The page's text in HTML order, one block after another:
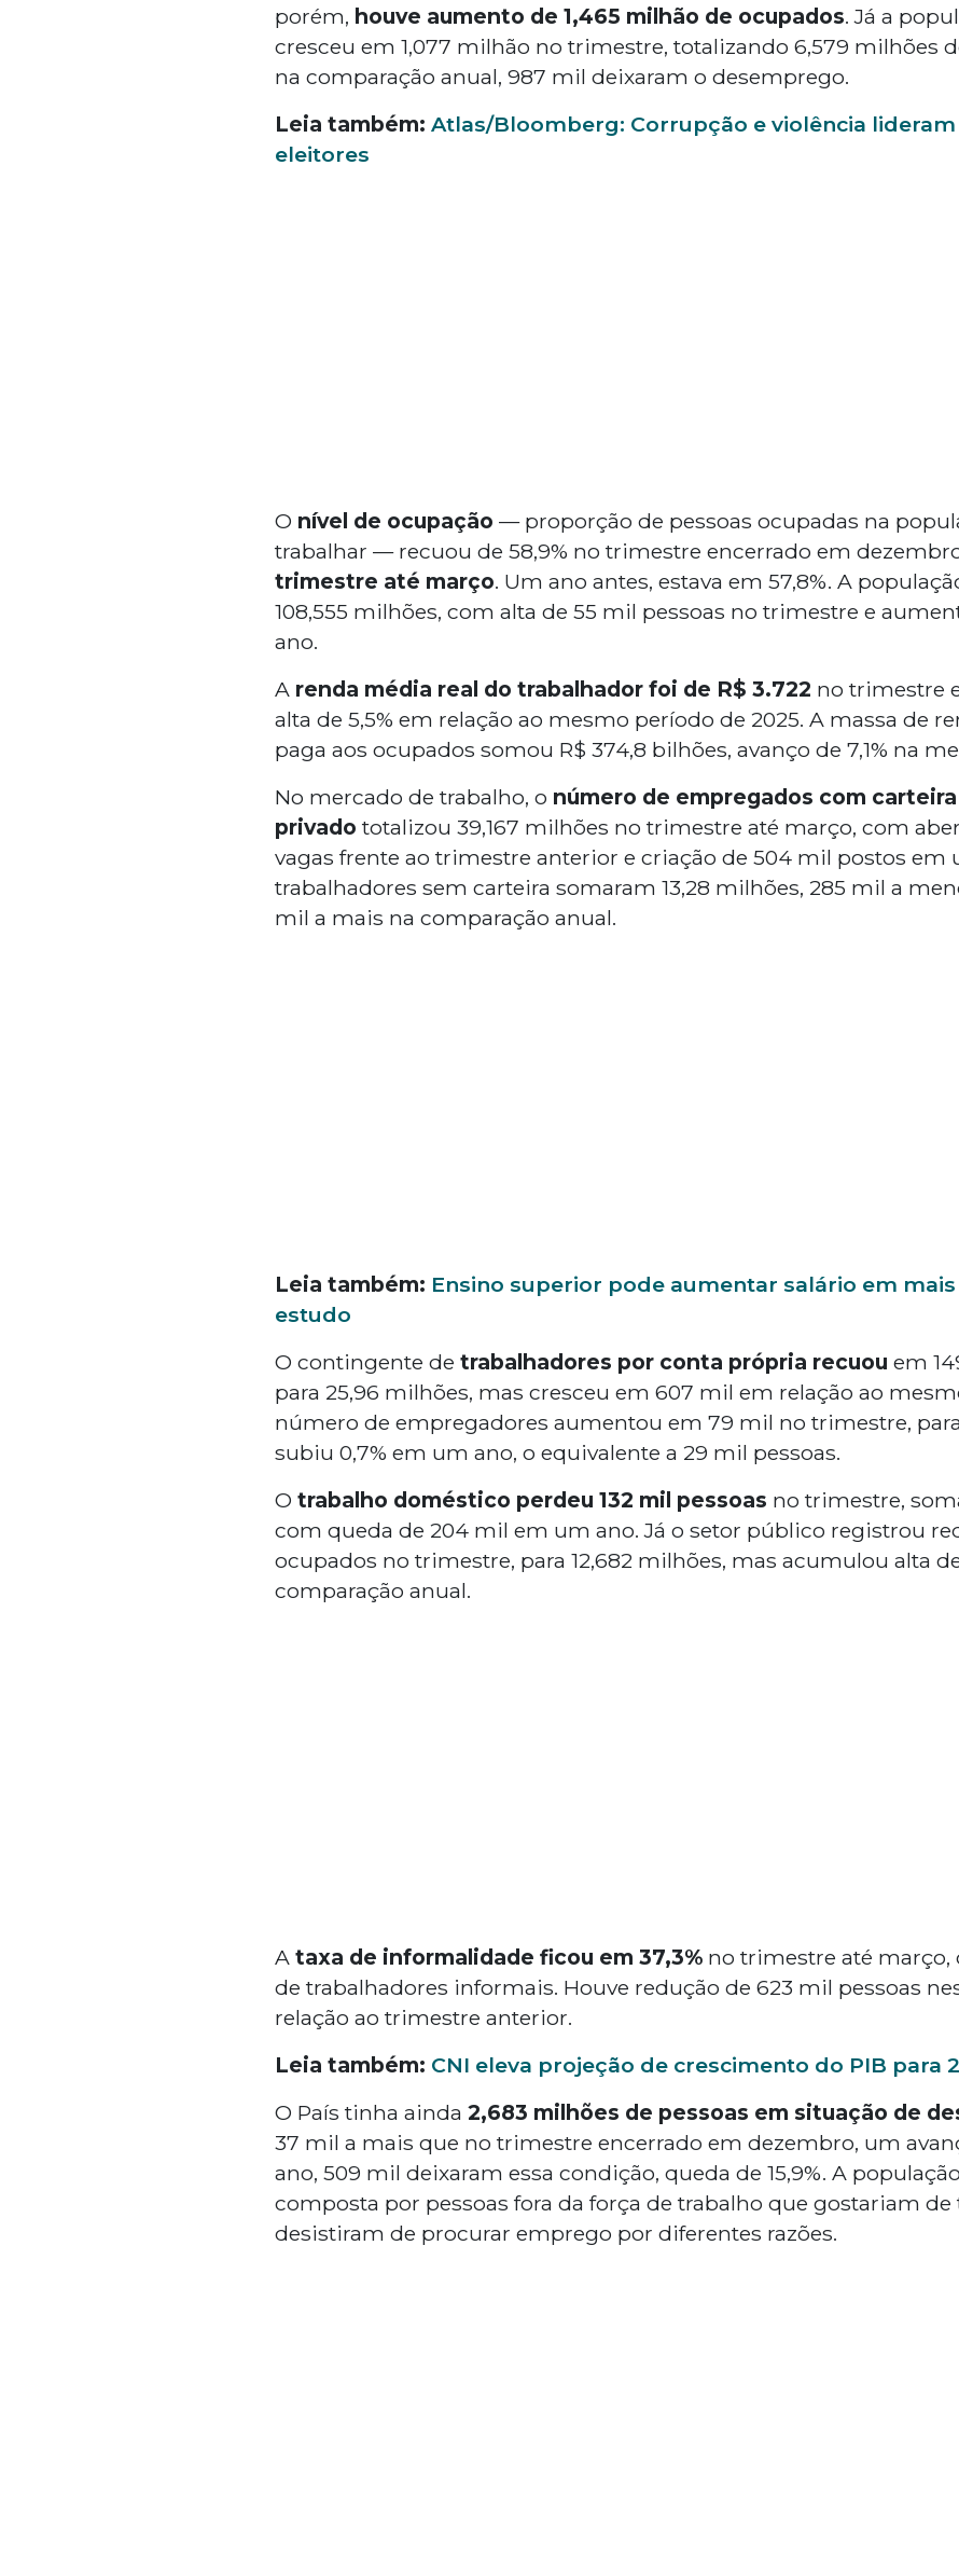
porém, houve aumento de 1,465 milhão de ocupados. Já a
cresceu em 1,077 milhão no trimestre, totalizando 6,579 milhões
na comparação anual, 987 mil deixaram o desemprego.
Leia também: Atlas/Bloomberg: Corrupção e violência
eleitores
O nível de ocupação — proporção de pessoas ocupadas na
trabalhar — recuou de 58,9% no trimestre encerrado em
trimestre até março. Um ano antes, estava em 57,8%. A
108,555 milhões, com alta de 55 mil pessoas no trimestre e
ano.
A renda média real do trabalhador foi de R$ 3.722 no trimestre
alta de 5,5% em relação ao mesmo período de 2025. A massa de
paga aos ocupados somou R$ 374,8 bilhões, avanço de 7,1% na
No mercado de trabalho, o número de empregados com
privado totalizou 39,167 milhões no trimestre até março, com
vagas frente ao trimestre anterior e criação de 504 mil postos em
trabalhadores sem carteira somaram 13,28 milhões, 285 mil a
mil a mais na comparação anual.
Leia também: Ensino superior pode aumentar salário em
estudo
O contingente de trabalhadores por conta própria recuou em
para 25,96 milhões, mas cresceu em 607 mil em relação ao
número de empregadores aumentou em 79 mil no trimestre, para
subiu 0,7% em um ano, o equivalente a 29 mil pessoas.
O trabalho doméstico perdeu 132 mil pessoas no trimestre,
com queda de 204 mil em um ano. Já o setor público registrou
ocupados no trimestre, para 12,682 milhões, mas acumulou alta
comparação anual.
A taxa de informalidade ficou em 37,3%no trimestre até março,
de trabalhadores informais. Houve redução de 623 mil pessoas
relação ao trimestre anterior.
Leia também: CNI eleva projeção de crescimento do PIB para
O País tinha ainda 2,683 milhões de pessoas em situação de
37 mil a mais que no trimestre encerrado em dezembro, um
ano, 509 mil deixaram essa condição, queda de 15,9%. A
composta por pessoas fora da força de trabalho que gostariam de
desistiram de procurar emprego por diferentes razões.